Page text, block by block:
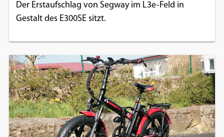
Der Erstaufschlag von Segway im L3e-Feld in
Gestalt des E300SE sitzt.
EXTERNE MEDIEN
Social Media Plattformen anzeigen zu
können, werden von diesen externen
Medien Cookies gesetzt.
YouTube
Vimeo